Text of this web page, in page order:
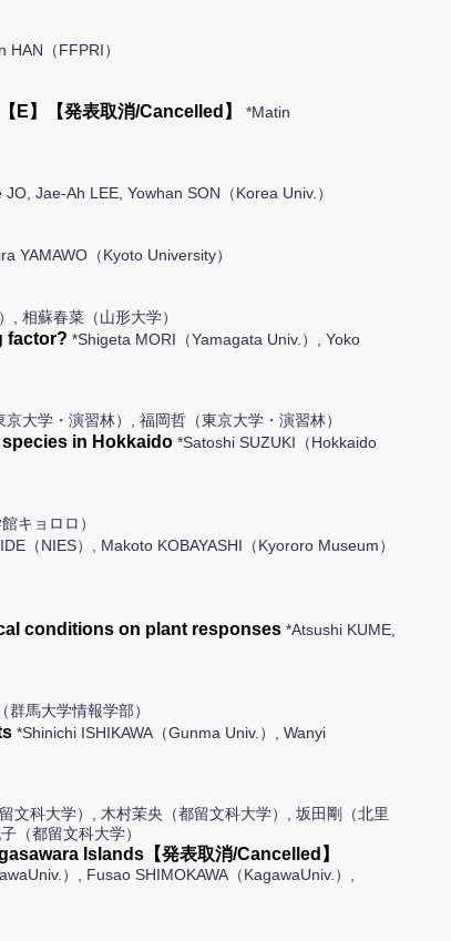
HAN（FFPRI）
】【発表取消/Cancelled】
*Matin
Jae-Ah LEE, Yowhan SON（Korea Univ.）
YAMAWO（Kyoto University）
, 相蘇春菜（山形大学）
factor? *Shigeta MORI（Yamagata Univ.）, Yoko
大学・演習林）, 福岡哲（東京大学・演習林）
in Hokkaido *Satoshi SUZUKI（Hokkaido
キョロロ）
（NIES）, Makoto KOBAYASHI（Kyororo Museum）
conditions on plant responses *Atsushi KUME,
馬大学情報学部）
*Shinichi ISHIKAWA（Gunma Univ.）, Wanyi
文科大学）, 木村茉央（都留文科大学）, 坂田剛（北里
（都留文科大学）
Islands【発表取消/Cancelled】
）, Fusao SHIMOKAWA（KagawaUniv.）,